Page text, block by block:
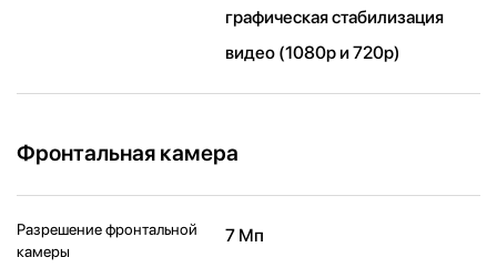
графическая стабилизация
видео (1080p и 720p)
Фронтальная камера
Разрешение фронтальной
камеры
7 Мп